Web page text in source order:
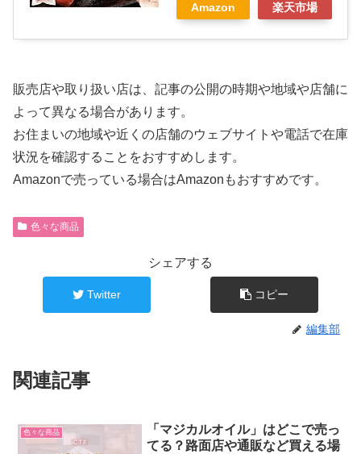
Amazon 楽天市場
販売店や取り扱い店は、記事の公開の時期や地域や店舗に
よって異なる場合があります。
お住まいの地域や近くの店舗のウェブサイトや電話で在庫
状況を確認することをおすすめします。
Amazonで売っている場合はAmazonもおすすめです。
色々な商品
シェアする
Twitter コピー
編集部
関連記事
色々な商品
「マジカルオイル」はどこで売っ
てる？路面店や通販など買える場